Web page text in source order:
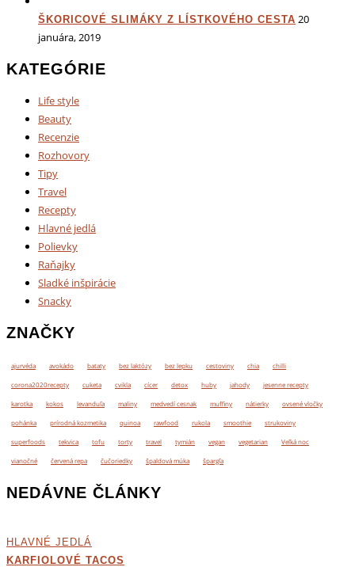
ŠKORICOVÉ SLIMÁKY Z LÍSTKOVÉHO CESTA 20
januára, 2019
KATEGÓRIE
Life style
Beauty
Recenzie
Rozhovory
Tipy
Travel
Recepty
Hlavné jedlá
Polievky
Raňajky
Sladké inšpirácie
Snacky
ZNAČKY
ajurvéda avokádo bataty bez laktózy bez lepku cestoviny chia chilli
corona2020recepty cuketa cvikla cícer detox huby jahody jesenne recepty
karotka kokos levanduľa maliny medvedí cesnak muffiny nátierky ovsené vločky
pohánka prírodná kozmetika quinoa rawfood rukola smoothie strukoviny
superfoods tekvica tofu torty travel tymián vegan vegetarian Veľká noc
vianočné červená repa čučoriedky špaldová múka špargľa
NEDÁVNE ČLÁNKY
HLAVNÉ JEDLÁ
KARFIOLOVÉ TACOS